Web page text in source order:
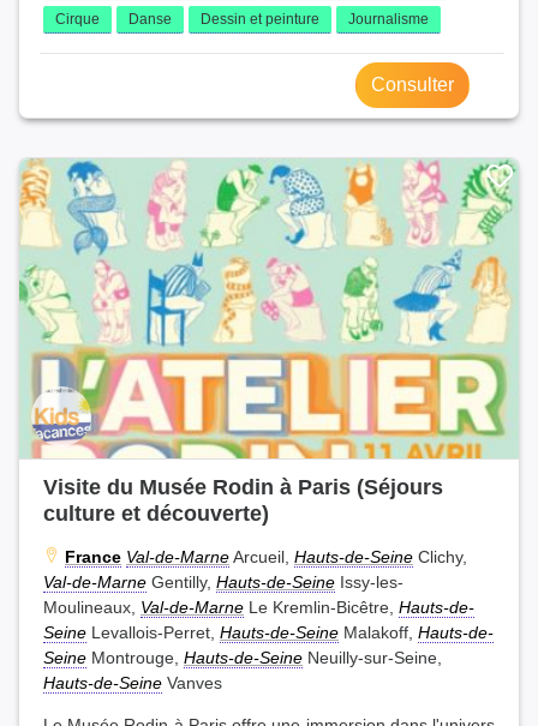
Cirque
Danse Dessin et peinture Journalisme
Consulter
Visite du Musée Rodin à Paris (Séjours
culture et découverte)
France Val-de-MarneArcueil, Hauts-de-Seine Clichy,
Val-de-Marne Gentilly, Hauts-de-Seine Issy-les-
Moulineaux, Val-de-Marne Le Kremlin-Bicêtre, Hauts-de-
Seine Levallois-Perret, Hauts-de-Seine Malakoff, Hauts-de-
Seine Montrouge, Hauts-de-Seine Neuilly-sur-Seine,
Hauts-de-Seine Vanves